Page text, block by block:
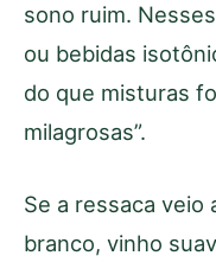
sono ruim.
ou bebidas
do que misturas
milagrosas”.
Se a ressaca veio
branco, vinho